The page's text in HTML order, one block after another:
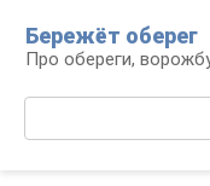
контенту
Бережёт оберег
Про обереги,